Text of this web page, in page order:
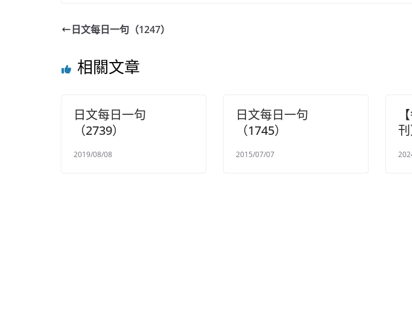
日文每日一句（1247）
相關文章
日文每日一句
（2739）
2019/08/08
日文每日一句
（1745）
2015/07/07
刊